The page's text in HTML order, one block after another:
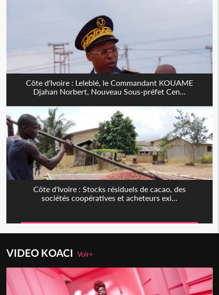
Côte d'Ivoire : Leleblé, le Commandant KOUAME
Djahan Norbert, Nouveau Sous-préfet Cen...
Côte d'Ivoire : Stocks résiduels de cacao, des
sociétés coopératives et acheteurs exi...
VIDEO KOACIVoir+